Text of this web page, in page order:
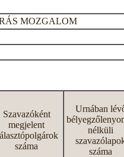
MOZGALOM
Szavazóként
megjelent
száma
Urnában
nélküli
száma